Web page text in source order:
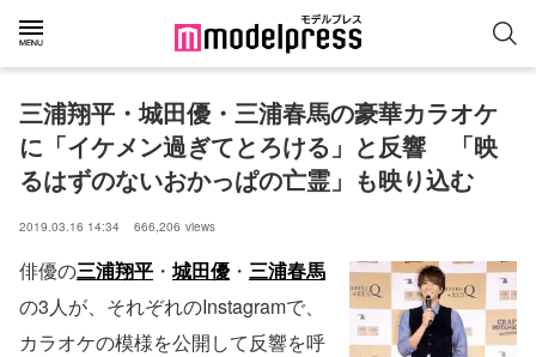
三浦翔平・城田優・三浦春馬の豪華カラオケ
に「イケメン過ぎてとろける」と反響　「映
るはずのないおかっぱの亡霊」も映り込む
2019.03.16 14:34 666,206 views
俳優の三浦翔平 ・ 城田優 ・ 三浦春馬
の3人が、それぞれのInstagramで、
カラオケの模様を公開して反響を呼